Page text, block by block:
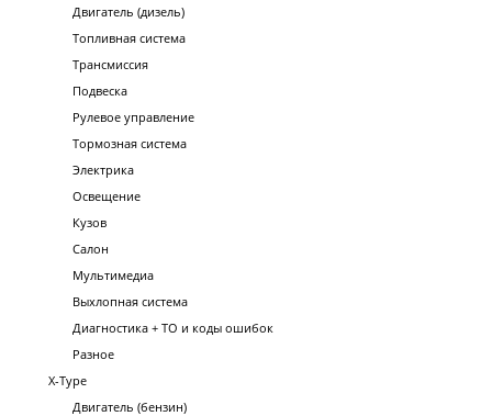
Двигатель (дизель)
Топливная система
Трансмиссия
Подвеска
Рулевое управление
Тормозная система
Электрика
Освещение
Кузов
Салон
Мультимедиа
Выхлопная система
Диагностика + ТО и коды ошибок
Разное
X-Type
Двигатель (бензин)